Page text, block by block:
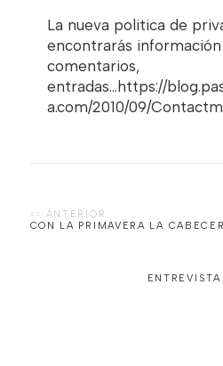
La nueva politica de
encontrarás
comentarios,
entradas...https://
a.com/2010/09/
CON LA PRIMAVERA LA